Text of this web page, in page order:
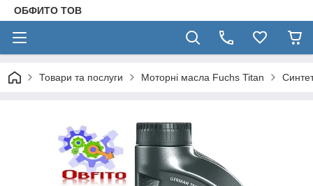
ОБФИТО ТОВ
Товари та послуги Моторні масла Fuchs Titan